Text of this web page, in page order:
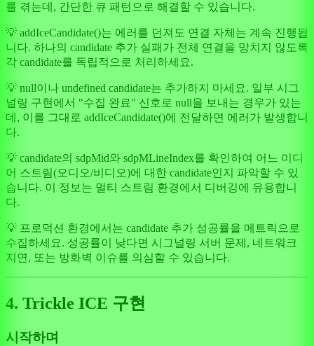
를 겪는데, 간단한 큐 패턴으로 해결할 수 있습니다.
💡 addIceCandidate()는 에러를 던져도 연결 자체는 계속 진행됩
니다. 하나의 candidate 추가 실패가 전체 연결을 망치지 않도록
각 candidate를 독립적으로 처리하세요.
💡 null이나 undefined candidate는 추가하지 마세요. 일부 시그
널링 구현에서 "수집 완료" 신호로 null을 보내는 경우가 있는
데, 이를 그대로 addIceCandidate()에 전달하면 에러가 발생합니
다.
💡 candidate의 sdpMid와 sdpMLineIndex를 확인하여 어느 미디
어 스트림(오디오/비디오)에 대한 candidate인지 파악할 수 있
습니다. 이 정보는 멀티 스트림 환경에서 디버깅에 유용합니
다.
💡 프로덕션 환경에서는 candidate 추가 성공률을 메트릭으로
수집하세요. 성공률이 낮다면 시그널링 서버 문제, 네트워크
지연, 또는 방화벽 이슈를 의심할 수 있습니다.
4. Trickle ICE 구현
시작하며